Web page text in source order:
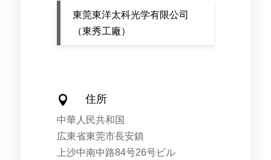
東莞東洋太科光学有限公司
（東秀工廠）
 住所
中華人民共和国
広東省東莞市長安鎮
上沙中南中路84号26号ビル